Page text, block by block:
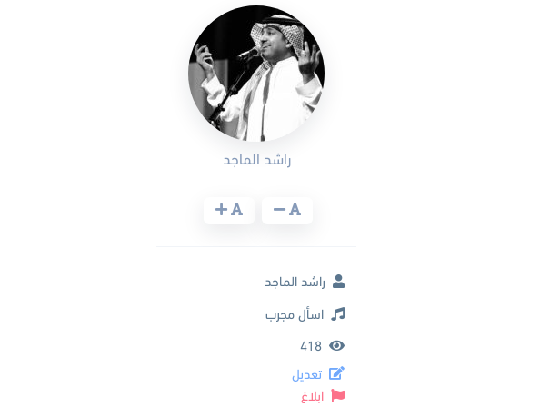
راشد الماجد
راشد الماجد
اسأل مجرب
418
تعديل
ابلاغ